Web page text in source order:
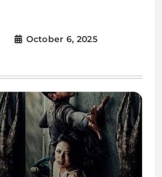
October 6, 2025